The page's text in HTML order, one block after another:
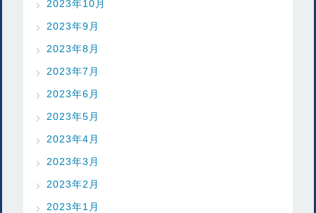
2023年10月
2023年9月
2023年8月
2023年7月
2023年6月
2023年5月
2023年4月
2023年3月
2023年2月
2023年1月